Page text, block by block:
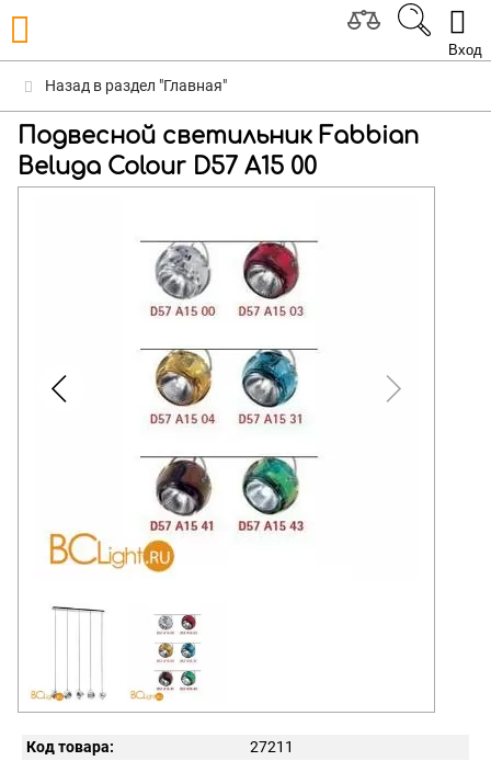
Вход
Назад в раздел "Главная"
Подвесной светильник Fabbian
Beluga Colour D57 A15 00
Код товара:
27211